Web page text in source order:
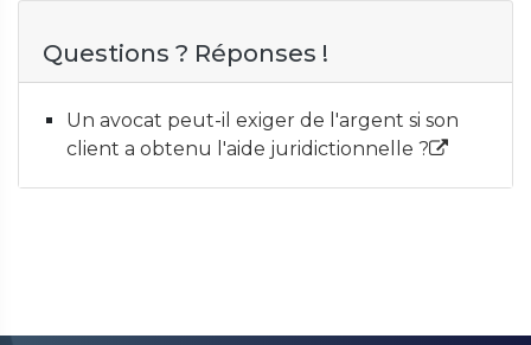
Questions ? Réponses !
Un avocat peut-il exiger de l'argent si son
client a obtenu l'aide juridictionnelle ?